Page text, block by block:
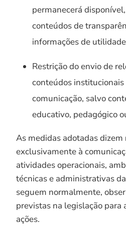
permanecerá
conteúdos de
informações de
Restrição do envio de
conteúdos institucionais
comunicação, salvo
educativo, pedagógico
As medidas adotadas dizem
exclusivamente à
atividades operacionais,
técnicas e administrativas
seguem normalmente,
previstas na legislação para
ações.